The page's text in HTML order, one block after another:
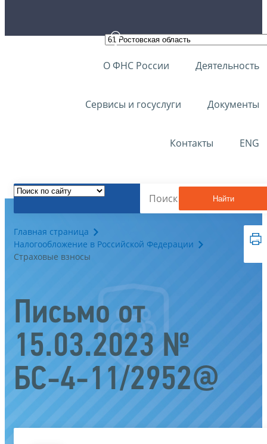
О ФНС России Деятельность
Сервисы и госуслуги Документы
Контакты ENG
Найти
Главная страница
Налогообложение в Российской Федерации
Страховые взносы
Письмо от
15.03.2023 №
БС-4-11/2952@